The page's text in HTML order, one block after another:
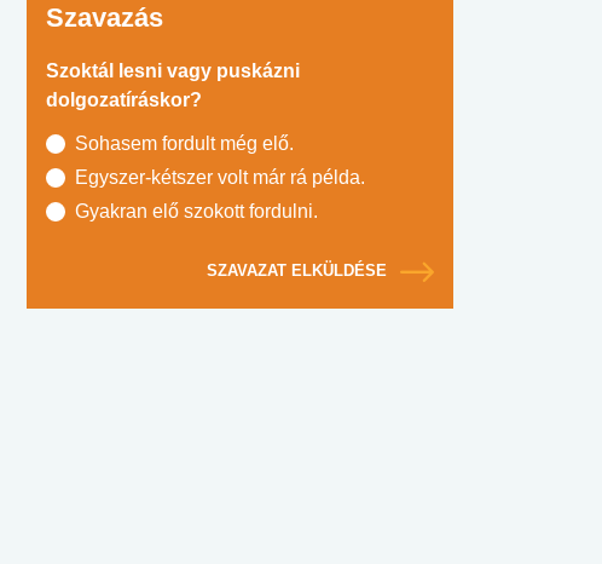
Szavazás
Szoktál lesni vagy puskázni
dolgozatíráskor?
Sohasem fordult még elő.
Egyszer-kétszer volt már rá példa.
Gyakran elő szokott fordulni.
SZAVAZAT ELKÜLDÉSE